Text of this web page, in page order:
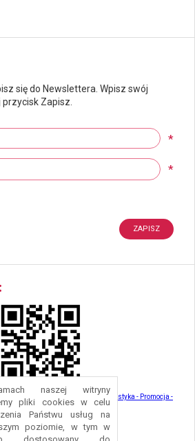
naszej witryny
pliki cookies w celu
Państwu usług na
poziomie, w tym w
się do Newslettera. Wpisz swój
Zapisz.
*
*
z turystyką - kliknij tu:
Turystyka - Promocja -
Turysty - Gmina Nowa Ruda